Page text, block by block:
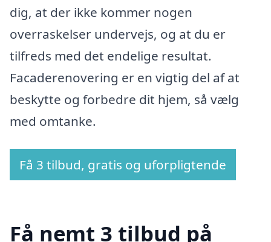
dig, at der ikke kommer nogen
overraskelser undervejs, og at du er
tilfreds med det endelige resultat.
Facaderenovering er en vigtig del af at
beskytte og forbedre dit hjem, så vælg
med omtanke.
Få 3 tilbud, gratis og uforpligtende
Få nemt 3 tilbud på